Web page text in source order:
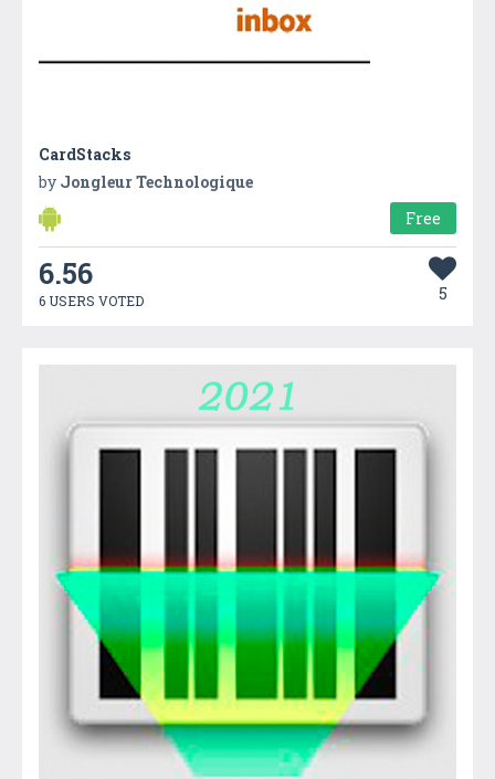
CardStacks
by Jongleur Technologique
Free
6.56
6 USERS VOTED 5